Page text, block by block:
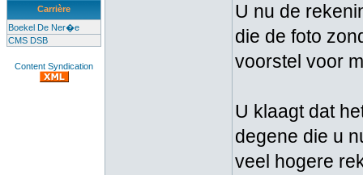
Carrière
Boekel De Ner�e
CMS DSB
Content Syndication
U nu de
die de foto
voorstel voor
U klaagt dat
degene die u
veel hogere